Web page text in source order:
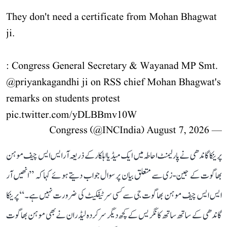
They don't need a certificate from Mohan Bhagwat
ji.
: Congress General Secretary & Wayanad MP Smt.
@priyankagandhiji on RSS chief Mohan Bhagwat's
remarks on students protest
pic.twitter.com/yDLBBmv10W
— Congress (@INCIndia)
August 7, 2026
پرینکا گاندھی نے پارلیمنٹ احاطہ میں ایک میڈیا اہلکار کے ذریعہ آر ایس ایس چیف موہن
بھاگوت کے جین-زی سے متعلق بیان پر سوال جواب دیتے ہوئے کہا کہ ’’انھیں آر
ایس ایس چیف موہن بھاگوت جی سے کسی سرٹیفکیٹ کی ضرورت نہیں ہے۔‘‘ پرینکا
گاندھی کے ساتھ ساتھ کانگریس کے کچھ دیگر سرکردہ لیڈران نے بھی موہن بھاگوت